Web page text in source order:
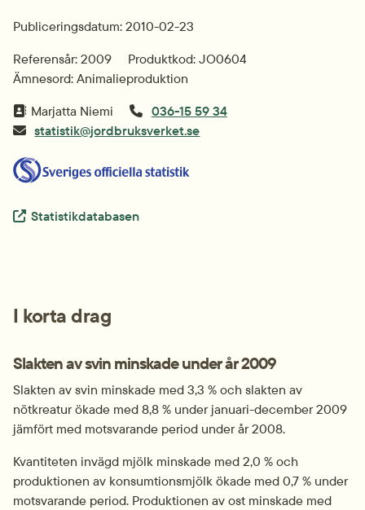
Publiceringsdatum: 2010-02-23
Referensår: 2009
Produktkod: JO0604
Ämnesord: Animalieproduktion
Marjatta Niemi
036-15 59 34
statistik@jordbruksverket.se
Extern länk.
Statistikdatabasen
I korta drag
Slakten av svin minskade under år 2009
Slakten av svin minskade med 3,3 % och slakten av
nötkreatur ökade med 8,8 % under januari-december 2009
jämfört med motsvarande period under år 2008.
Kvantiteten invägd mjölk minskade med 2,0 % och
produktionen av konsumtionsmjölk ökade med 0,7 % under
motsvarande period. Produktionen av ost minskade med